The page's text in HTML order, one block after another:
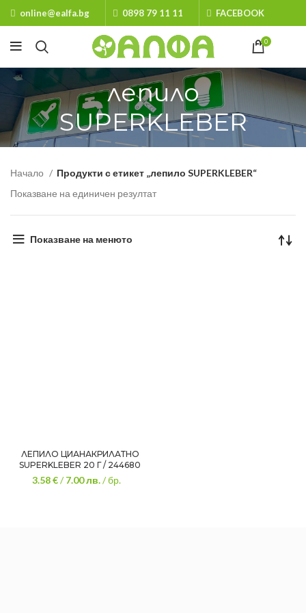
online@ealfa.bg 0898 79 11 11 FACEBOOK
0
лепило
SUPERKLEBER
Начало
Продукти с етикет „лепило SUPERKLEBER“
Показване на единичен резултат
Показване на менюто
ЛЕПИЛО ЦИАНАКРИЛАТНО
SUPERKLEBER 20 Г / 244680
3.58 €/7.00лв./ бр.